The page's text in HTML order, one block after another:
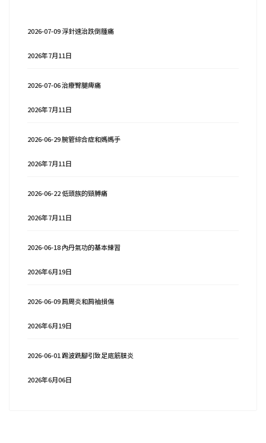
2026-07-09 浮針速治跌倒腫痛
2026年7月11日
2026-07-06 治療臀腿痺痛
2026年7月11日
2026-06-29 腕管綜合症和媽媽手
2026年7月11日
2026-06-22 低頭族的頸膊痛
2026年7月11日
2026-06-18 內丹氣功的基本練習
2026年6月19日
2026-06-09 肩周炎和肩袖損傷
2026年6月19日
2026-06-01 踢波跣腳引致足底筋膜炎
2026年6月06日